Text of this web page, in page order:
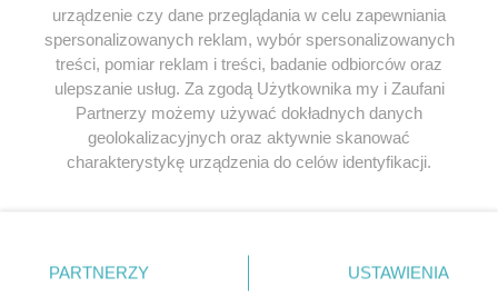
WSPÓŁPRACA
KONTAKT
ODWIEDŹ RÓWNIEŻ:
urządzenie czy dane przeglądania w celu zapewniania
spersonalizowanych reklam, wybór spersonalizowanych
treści, pomiar reklam i treści, badanie odbiorców oraz
ulepszanie usług. Za zgodą Użytkownika my i Zaufani
Partnerzy możemy używać dokładnych danych
geolokalizacyjnych oraz aktywnie skanować
charakterystykę urządzenia do celów identyfikacji.
zmienić/wycofać klikając przycisk ustawień prywatności
znajdujący się w lewym dolnym rogu strony
. Niektóre
PARTNERZY USTAWIENIA